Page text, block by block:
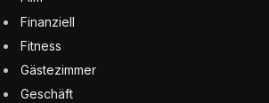
Finanziell
Fitness
Gästezimmer
Geschäft